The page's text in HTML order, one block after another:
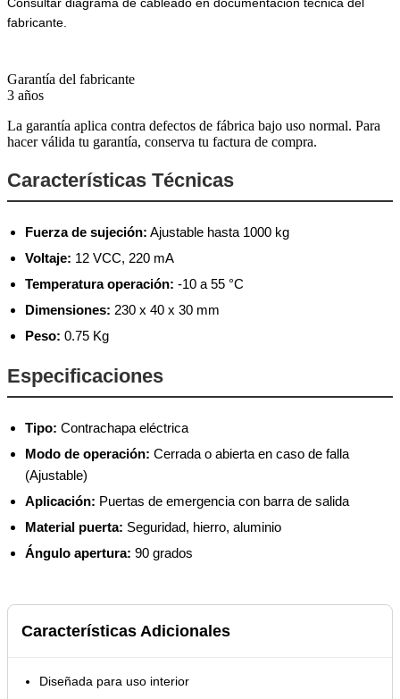
fabricante.
Garantía del fabricante
3 años
La garantía aplica contra defectos de fábrica bajo uso normal. Para
hacer válida tu garantía, conserva tu factura de compra.
Características Técnicas
Fuerza de sujeción: Ajustable hasta 1000 kg
Voltaje: 12 VCC, 220 mA
Temperatura operación: -10 a 55 °C
Dimensiones: 230 x 40 x 30 mm
Peso: 0.75 Kg
Especificaciones
Tipo: Contrachapa eléctrica
Modo de operación: Cerrada o abierta en caso de falla
(Ajustable)
Aplicación: Puertas de emergencia con barra de salida
Material puerta: Seguridad, hierro, aluminio
Ángulo apertura: 90 grados
Características Adicionales
Diseñada para uso interior